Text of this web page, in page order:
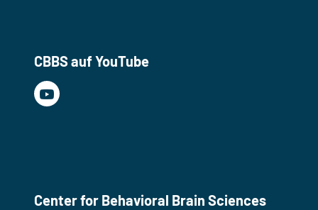
CBBS auf YouTube
Center for Behavioral Brain Sciences